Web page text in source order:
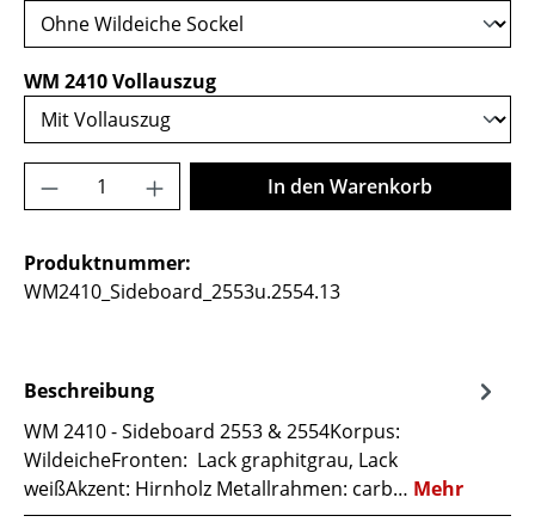
WM 2410 Vollauszugauswählen
Produkt Anzahl: Gib den gewünschten
In den Warenkorb
Produktnummer:
WM2410_Sideboard_2553u.2554.13
Beschreibung
WM 2410 - Sideboard 2553 & 2554Korpus:
WildeicheFronten: Lack graphitgrau, Lack
weißAkzent: Hirnholz Metallrahmen: carb… Mehr